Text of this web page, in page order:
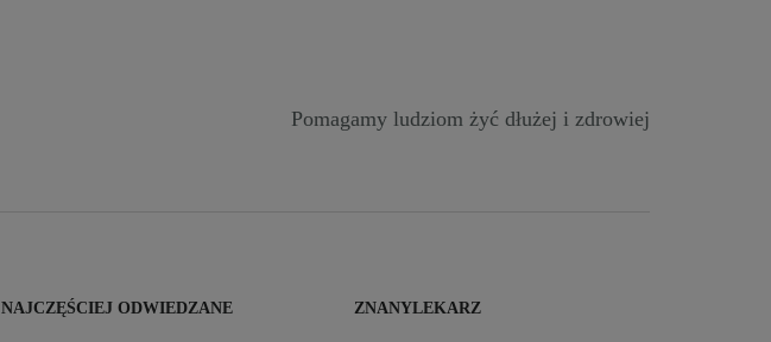
Pomagamy ludziom żyć dłużej i zdrowiej
NAJCZĘŚCIEJ ODWIEDZANE ZNANYLEKARZ